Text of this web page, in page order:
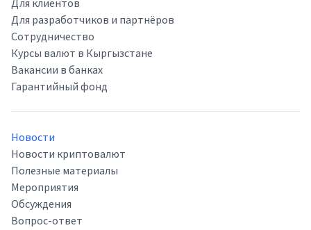
Для клиентов
Для разработчиков и партнёров
Сотрудничество
Курсы валют в Кыргызстане
Вакансии в банках
Гарантийный фонд
Новости
Новости криптовалют
Полезные материалы
Мероприятия
Обсуждения
Вопрос-ответ